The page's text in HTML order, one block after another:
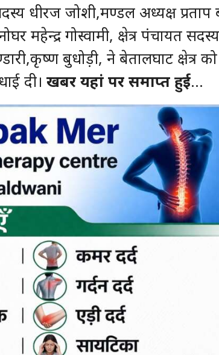
धीरज जोशी,मण्डल अध्यक्ष प्रताप
महेन्द्र गोस्वामी, क्षेत्र पंचायत
बुधोड़ी, ने बेतालघाट क्षेत्र को
दी। खबर यहां पर समाप्त हुई…